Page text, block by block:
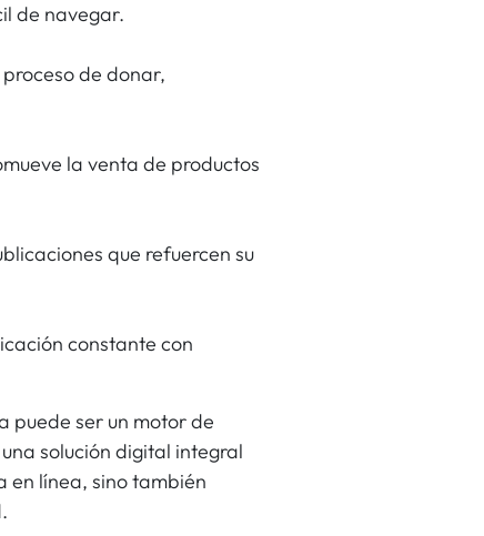
de navegar.
de donar,
la venta de productos
que refuercen su
constante con
puede ser un motor de
solución digital integral
en línea, sino también